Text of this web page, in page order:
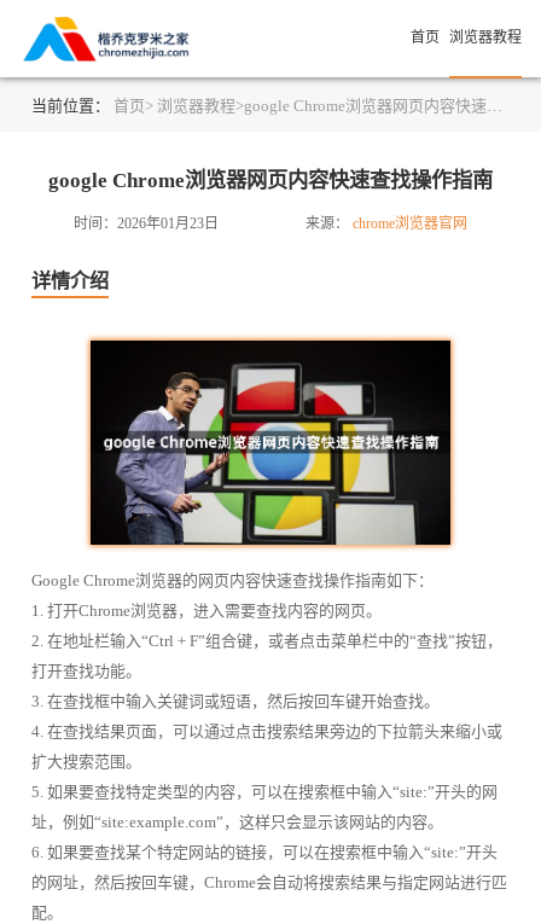
首页 浏览器教程
当前位置： 首页> 浏览器教程>google Chrome浏览器网页内容快速查找操作指南
google Chrome浏览器网页内容快速查找操作指南
时间：2026年01月23日 来源： chrome浏览器官网
详情介绍
Google Chrome浏览器的网页内容快速查找操作指南如下：
1. 打开Chrome浏览器，进入需要查找内容的网页。
2. 在地址栏输入“Ctrl + F”组合键，或者点击菜单栏中的“查找”按钮，
打开查找功能。
3. 在查找框中输入关键词或短语，然后按回车键开始查找。
4. 在查找结果页面，可以通过点击搜索结果旁边的下拉箭头来缩小或
扩大搜索范围。
5. 如果要查找特定类型的内容，可以在搜索框中输入“site:”开头的网
址，例如“site:example.com”，这样只会显示该网站的内容。
6. 如果要查找某个特定网站的链接，可以在搜索框中输入“site:”开头
的网址，然后按回车键，Chrome会自动将搜索结果与指定网站进行匹
配。